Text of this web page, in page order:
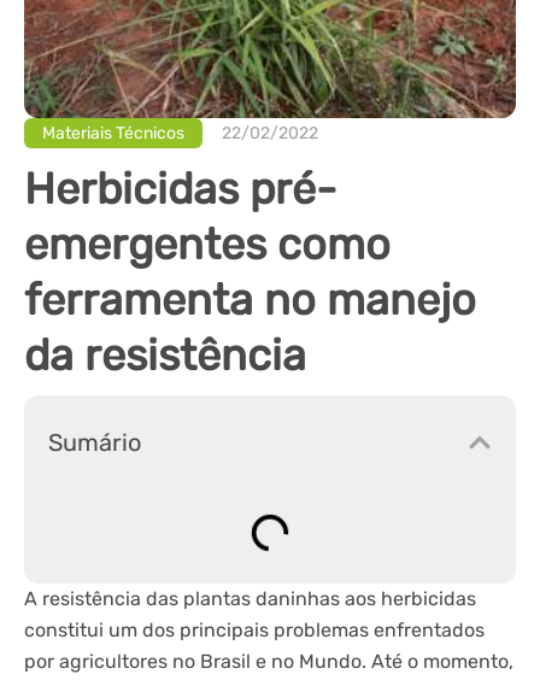
Materiais Técnicos 22/02/2022
Herbicidas pré-
emergentes como
ferramenta no manejo
da resistência
Sumário
A resistência das plantas daninhas aos herbicidas
constitui um dos principais problemas enfrentados
por agricultores no Brasil e no Mundo. Até o momento,